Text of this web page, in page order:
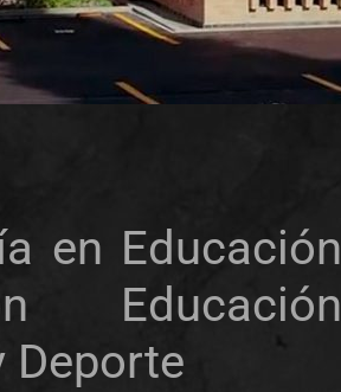
en Educación
Educación
Deporte